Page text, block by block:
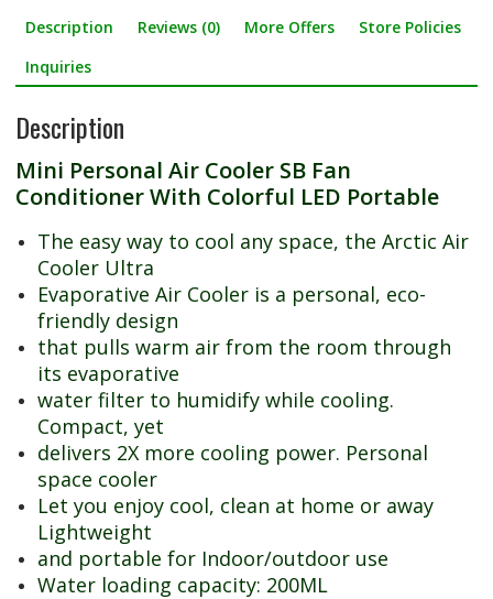
e
b
o
o
k
itt ar
Description Reviews (0) More Offers
Store Policies
Inquiries
Description
Mini Personal Air Cooler SB Fan
Conditioner With Colorful LED Portable
The easy way to cool any space, the Arctic Air
Cooler Ultra
Evaporative Air Cooler is a personal, eco-
friendly design
that pulls warm air from the room through
its evaporative
water filter to humidify while cooling.
Compact, yet
delivers 2X more cooling power. Personal
space cooler
Let you enjoy cool, clean at home or away
Lightweight
and portable for Indoor/outdoor use
Water loading capacity: 200ML